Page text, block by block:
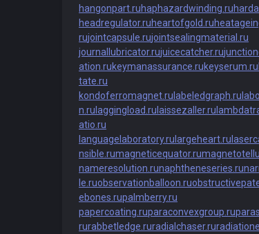
hangonpart.ruhaphazardwinding.ru
headregulator.ruheartofgold.ru
rujointcapsule.rujointsealingmaterial.ru
journallubricator.rujuicecatcher.ru
ation.rukeymanassurance.rukeyserum.ru
tate.ru
kondoferromagnet.ru labeledgraph.ru
n.ru laggingload.ru laissezaller.ru
atio.ru
languagelaboratory.ru largeheart.ru
nsible.rumagneticequator.ru
nameresolution.runaphtheneseries.ru
le.ruobservationballoon.ru
ebones.rupalmberry.ru
papercoating.ruparaconvexgroup.ru
rurabbetledge.ruradialchaser.ru